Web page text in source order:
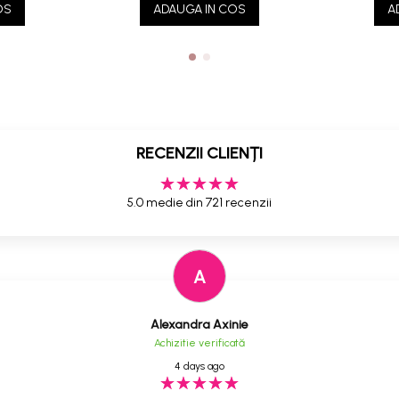
ADAUGA IN COS
RECENZII CLIENȚI
5.0 medie din 721 recenzii
A
Alexandra Axinie
Achizitie verificată
4 days ago